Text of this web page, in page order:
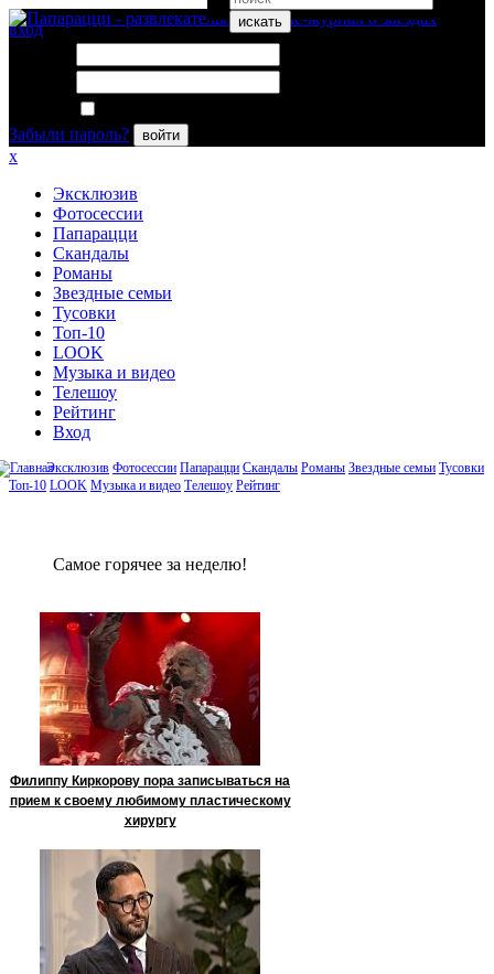
искать
вход
Забыли пароль?
войти
x
Эксклюзив
Фотосессии
Папарацци
Скандалы
Романы
Звездные семьи
Тусовки
Топ-10
LOOK
Музыка и видео
Телешоу
Рейтинг
Вход
Эксклюзив Фотосессии Папарацци Скандалы Романы Звездные семьи Тусовки
Топ-10 LOOK Музыка и видео Телешоу Рейтинг
Сaмое гoрячее за неделю!
Филиппу Киркорову пора записываться на
прием к своему любимому пластическому
хирургу